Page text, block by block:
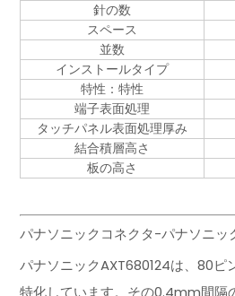
針の数
スペース
並数
インストールタイプ
特性：特性
端子表面処理
タッチパネル表面処理厚み
結合積層高さ
板の高さ
パナソニックコネクタ-パナソニッ
パナソニックAXT680124は、80ピ
特化しています。その0.4mm間隔